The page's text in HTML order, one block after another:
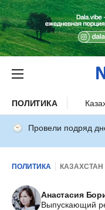
ПОЛИТИКА
Провели подряд
ПОЛИТИКА КАЗАХСТАН
Анастасия
Выпускающий